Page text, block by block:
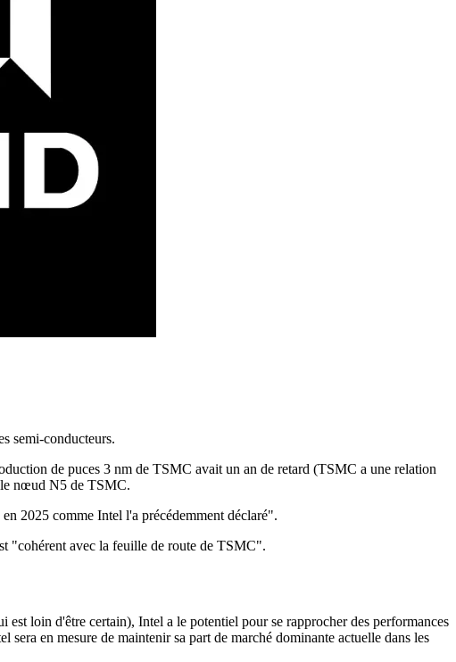
semi-conducteurs.
de puces 3 nm de TSMC avait un an de retard (TSMC a une relation
le nœud N5 de TSMC.
2025 comme Intel l'a précédemment déclaré".
"cohérent avec la feuille de route de TSMC".
loin d'être certain), Intel a le potentiel pour se rapprocher des performances
en mesure de maintenir sa part de marché dominante actuelle dans les